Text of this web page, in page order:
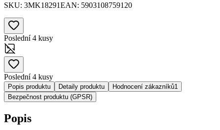
SKU: 3MK18291EAN: 5903108759120
Poslední 4 kusy
Poslední 4 kusy
Popis produktu Detaily produktu Hodnocení zákazníků1
Bezpečnost produktu (GPSR)
Popis